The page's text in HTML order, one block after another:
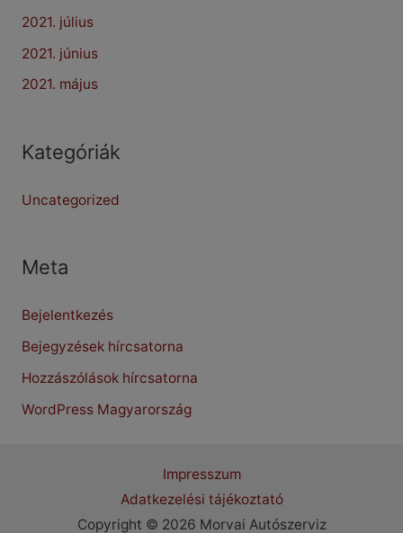
2021. július
2021. június
2021. május
Kategóriák
Uncategorized
Meta
Bejelentkezés
Bejegyzések hírcsatorna
Hozzászólások hírcsatorna
WordPress Magyarország
Impresszum
Adatkezelési tájékoztató
Copyright © 2026 Morvai Autószerviz